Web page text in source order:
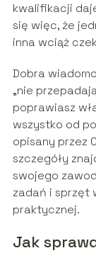
kwalifikacji
się więc, że
inna wciąż
Dobra
„nie
poprawiasz
wszystko od
opisany przez
szczegóły
swojego
zadań i sprzęt
praktycznej.
Jak